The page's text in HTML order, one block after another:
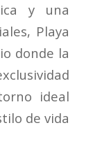
y una
Playa
donde la
ideal
de vida